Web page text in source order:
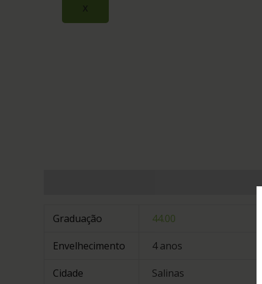
X
Graduação 44.00
Envelhecimento 4 anos
Cidade Salinas